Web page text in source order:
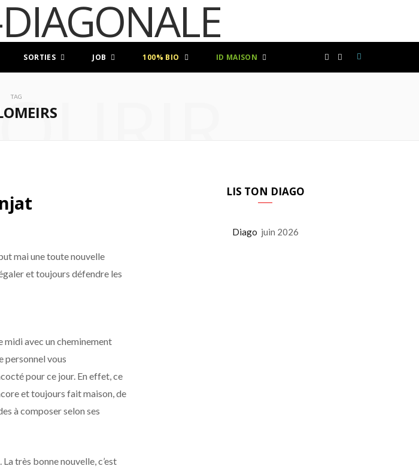
SORTIES JOB 100% BIO ID MAISON
TAG
mai une toute nouvelle
et toujours défendre les
avec un cheminement
personnel vous
pour ce jour. En effet, ce
et toujours fait maison, de
à composer selon ses
très bonne nouvelle, c’est
LIS TON DIAGO
Diago juin 2026